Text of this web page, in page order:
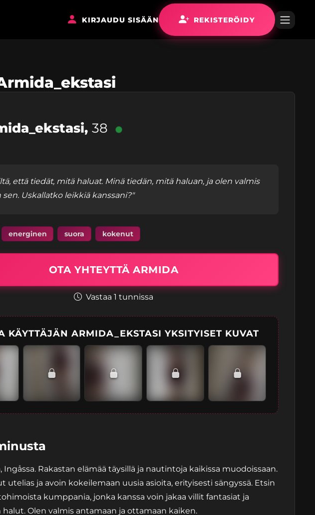
KIRJAUDU SISÄÄN REKISTERÖIDY
38
että tiedät, mitä haluat. Minä tiedän, mitä haluan, ja olen valmis
Uskallatko leikkiä kanssani?"
energinen suora kokenut
OTA YHTEYTTÄ ARMIDA
Vastaa 1 tunnissa
KÄYTTÄJÄN ARMIDA_EKSTASI YKSITYISET KUVAT
Ingåssa. Rakastan elämää täysillä ja nautintoja kaikissa muodoissaan.
utelias ja avoin kokeilemaan uusia asioita, erityisesti sängyssä. Etsin
kumppania, jonka kanssa voin jakaa villit fantasiat ja
Olen valmis antamaan ja ottamaan kaiken.